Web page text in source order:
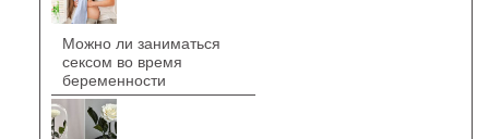
Можно ли заниматься
сексом во время
беременности